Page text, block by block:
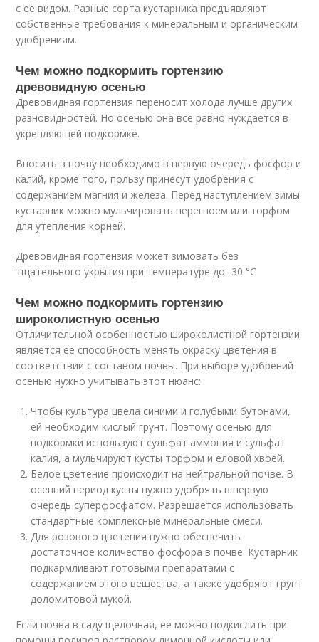
с ее видом. Разные сорта кустарника предъявляют
собственные требования к минеральным и органическим
удобрениям.
Чем можно подкормить гортензию
древовидную осенью
Древовидная гортензия переносит холода лучше других
разновидностей. Но осенью она все равно нуждается в
укрепляющей подкормке.
Вносить в почву необходимо в первую очередь фосфор и
калий, кроме того, пользу принесут удобрения с
содержанием магния и железа. Перед наступлением зимы
кустарник можно мульчировать перегноем или торфом
для утепления корней.
Древовидная гортензия может зимовать без
тщательного укрытия при температуре до -30 °С
Чем можно подкормить гортензию
широколистную осенью
Отличительной особенностью широколистной гортензии
является ее способность менять окраску цветения в
соответствии с составом почвы. При выборе удобрений
осенью нужно учитывать этот нюанс:
Чтобы культура цвела синими и голубыми бутонами,
ей необходим кислый грунт. Поэтому осенью для
подкормки используют сульфат аммония и сульфат
калия, а мульчируют кусты торфом и еловой хвоей.
Белое цветение происходит на нейтральной почве. В
осенний период кусты нужно удобрять в первую
очередь суперфосфатом. Разрешается использовать
стандартные комплексные минеральные смеси.
Для розового цветения нужно обеспечить
достаточное количество фосфора в почве. Кустарник
подкармливают готовыми препаратами с
содержанием этого вещества, а также удобряют грунт
доломитовой мукой.
Если почва в саду щелочная, ее можно подкислить при